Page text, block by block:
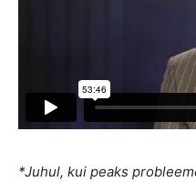
*Juhul, kui peaks